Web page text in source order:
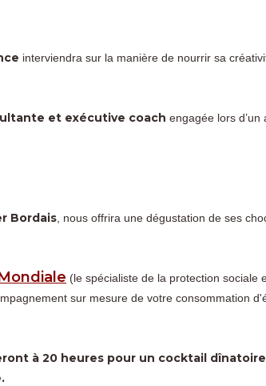
interviendra sur la manière de nourrir sa
et exécutive coach engagée lors
Bordais , nous offrira une dégustation de ses
(le spécialiste de la protection sociale
sur mesure de votre consommation
à 20 heures pour un cocktail